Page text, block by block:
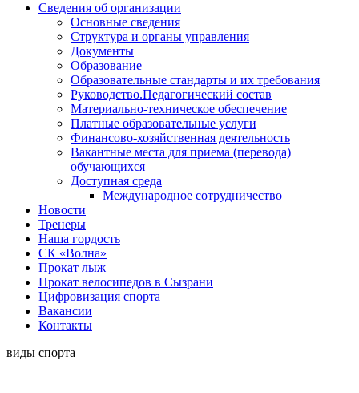
Сведения об организации
Основные сведения
Структура и органы управления
Документы
Образование
Образовательные стандарты и их требования
Руководство.Педагогический состав
Материально-техническое обеспечение
Платные образовательные услуги
Финансово-хозяйственная деятельность
Вакантные места для приема (перевода)
обучающихся
Доступная среда
Международное сотрудничество
Новости
Тренеры
Наша гордость
СК «Волна»
Прокат лыж
Прокат велосипедов в Сызрани
Цифровизация спорта
Вакансии
Контакты
виды спорта